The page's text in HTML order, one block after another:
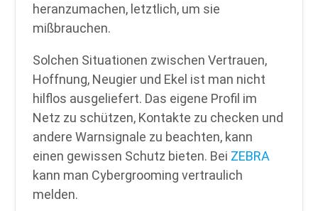
heranzumachen, letztlich, um sie
mißbrauchen.
Solchen Situationen zwischen Vertrauen,
Hoffnung, Neugier und Ekel ist man nicht
hilflos ausgeliefert. Das eigene Profil im
Netz zu schützen, Kontakte zu checken und
andere Warnsignale zu beachten, kann
einen gewissen Schutz bieten. Bei ZEBRA
kann man Cybergrooming vertraulich
melden.